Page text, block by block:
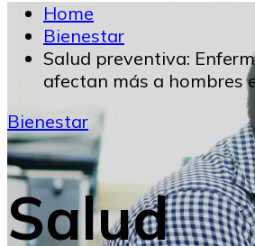
Home
Bienestar
Salud preventiva:
afectan más a hombres
Bienestar
Salud